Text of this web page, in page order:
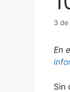
3 de
En
Sin